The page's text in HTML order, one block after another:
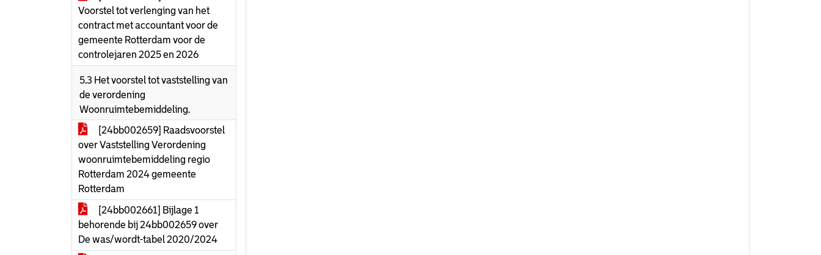
Voorstel tot verlenging van het
contract met accountant voor de
gemeente Rotterdam voor de
controlejaren 2025 en 2026
5.3 Het voorstel tot vaststelling van
de verordening
Woonruimtebemiddeling.
[24bb002659] Raadsvoorstel
over Vaststelling Verordening
woonruimtebemiddeling regio
Rotterdam 2024 gemeente
Rotterdam
[24bb002661] Bijlage 1
behorende bij 24bb002659 over
De was/wordt-tabel 2020/2024